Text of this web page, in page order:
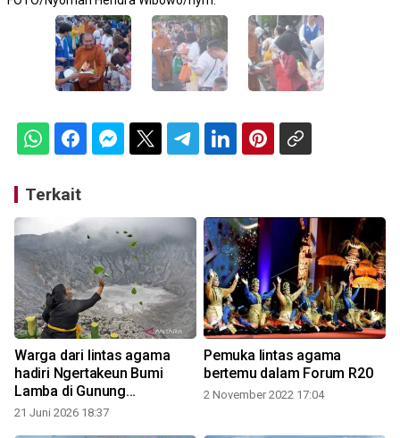
Terkait
Warga dari lintas agama
hadiri Ngertakeun Bumi
Lamba di Gunung
Tangkuban Parahu
21 Juni 2026 18:37
Pemuka lintas agama
bertemu dalam Forum R20
2 November 2022 17:04